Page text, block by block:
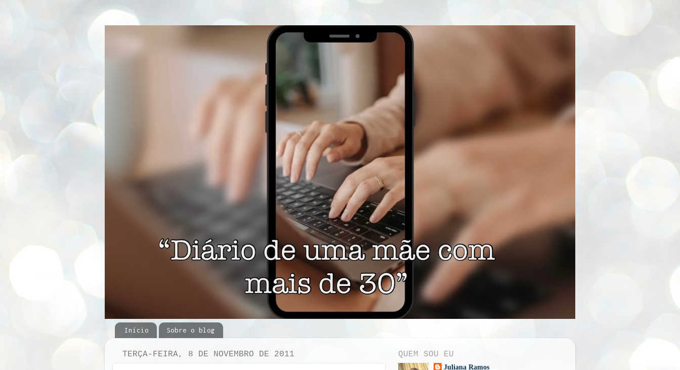
Início Sobre o blog
TERÇA-FEIRA, 8 DE NOVEMBRO DE 2011 QUEM SOU EU
Juliana Ramos